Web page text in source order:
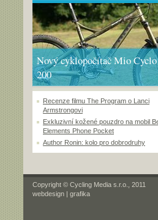
Nový cyklopočítač Mio Cyclo
200
Recenze filmu The Program o Lanci
Armstrongovi
Exkluzivní kožené pouzdro na mobil
Elements Phone Pocket
Author Ronin: kolo pro dobrodruhy
Copyright © Cycling Media s.r.o., 2011
webdesign | grafika